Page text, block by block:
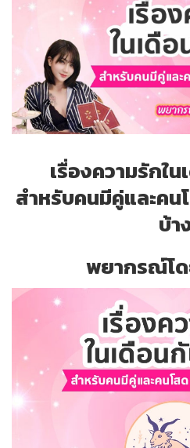
เรื่องความรักใ
สำหรับคนมีคู่และคน
บ้า
พยากรณ์โ